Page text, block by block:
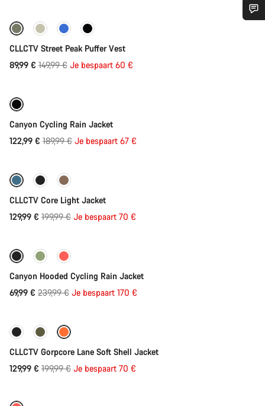
-40%
CLLCTV Street Peak Puffer Vest
89,99 € Originele
149,99 € Je bespaart 60 €
Direct toevoegen
Canyon Cycling Rain Jacket
122,99 € Originele
189,99 € Je bespaart 67 €
-35%
Direct toevoegen
CLLCTV Core Light Jacket
129,99 € Originele
199,99 € Je bespaart 70 €
-71% Klaar voor elk weertype
Direct toevoegen
Canyon Hooded Cycling Rain Jacket
69,99 € Originele
239,99 € Je bespaart 170 €
-35%
Direct toevoegen
CLLCTV Gorpcore Lane Soft Shell Jacket
129,99 € Originele
199,99 € Je bespaart 70 €
Direct toevoegen
Heb je hulp nodig?
Onze deskundige medewerkers helpen je graag bij al je
Sluiten